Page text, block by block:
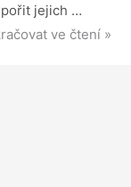
jejich …
ve čtení »